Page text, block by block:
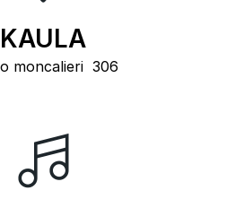
KAULA
moncalieri 306